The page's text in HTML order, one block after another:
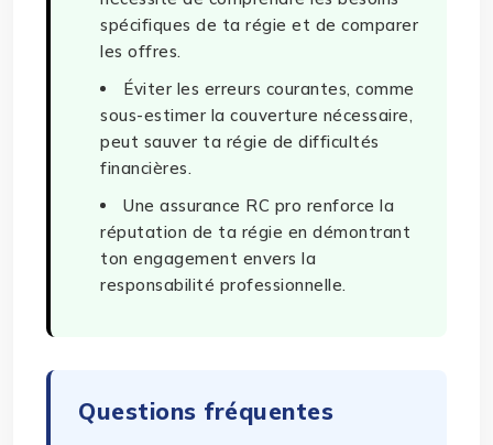
spécifiques de ta régie et de comparer
les offres.
Éviter les erreurs courantes, comme
sous-estimer la couverture nécessaire,
peut sauver ta régie de difficultés
financières.
Une assurance RC pro renforce la
réputation de ta régie en démontrant
ton engagement envers la
responsabilité professionnelle.
Questions fréquentes